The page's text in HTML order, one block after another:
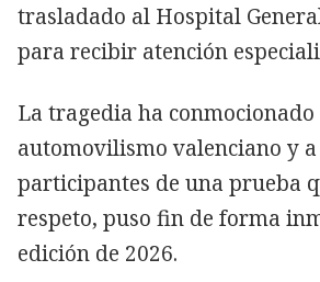
trasladado al Hospital
para recibir atención
La tragedia ha
automovilismo valenciano y a
participantes de una prueba
respeto, puso fin de forma
edición de 2026.